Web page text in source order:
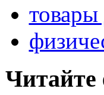
товары
Читайте